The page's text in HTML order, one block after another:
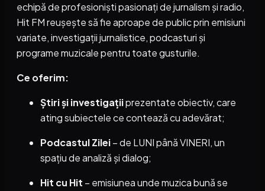
echipă de profesioniști pasionați de jurnalism și radio,
Hit FM reușește să fie aproape de public prin emisiuni
variate, investigații jurnalistice, podcasturi și
programe muzicale pentru toate gusturile.
Ce oferim:
Știri și investigațiiprezentate obiectiv, care
ating subiectele ce contează cu adevărat;
Podcastul Zilei– de LUNI până VINERI, un
spațiu de analiză și dialog;
Hit cu Hit – emisiunea unde muzica bună se